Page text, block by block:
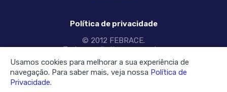
Política de privacidade
© 2012 FEBRACE.
Todos os direitos reservados
SIGA-NOS NAS REDES
Usamos cookies para melhorar a sua experiência de
navegação. Para saber mais, veja nossa Política de
Privacidade.